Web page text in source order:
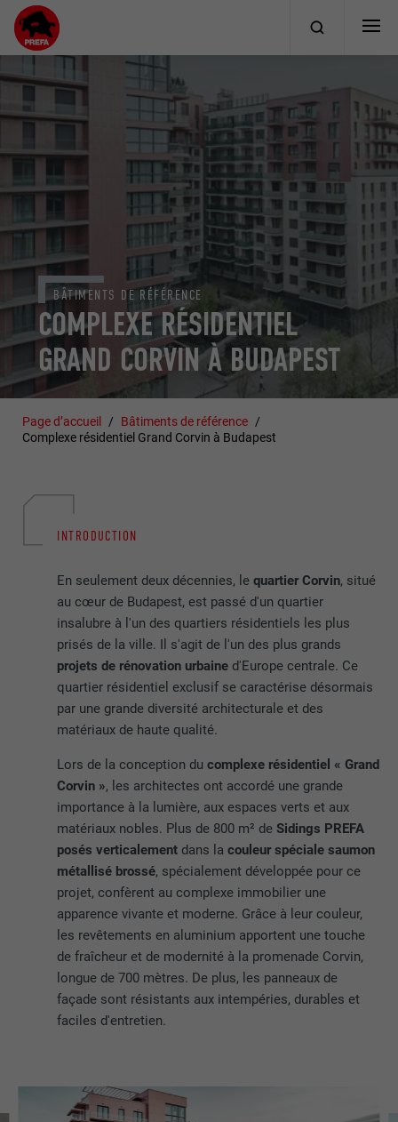
COMPLEXE RÉSIDENTIEL
GRAND CORVIN À BUDAPEST
BÂTIMENTS DE RÉFÉRENCE
Page d’accueil
Bâtiments de référence
Complexe résidentiel Grand Corvin à Budapest
INTRODUCTION
En seulement deux décennies, lequartier Corvin, situé
au cœur de Budapest, est passé d'un quartier
insalubre à l'un des quartiers résidentiels les plus
prisés de la ville. Il s'agit de l'un des plus grands
projets de rénovation urbaine d'Europe centrale. Ce
quartier résidentiel exclusif se caractérise désormais
par une grande diversité architecturale et des
matériaux de haute qualité.
Lors de la conception ducomplexe résidentiel « Grand
Corvin », les architectes ont accordé une grande
importance à la lumière, aux espaces verts et aux
matériaux nobles. Plus de 800 m² deSidings PREFA
posés verticalement dans lacouleur spéciale saumon
métallisé brossé, spécialement développée pour ce
projet, confèrent au complexe immobilier une
apparence vivante et moderne. Grâce à leur couleur,
les revêtements en aluminium apportent une touche
de fraîcheur et de modernité à la promenade Corvin,
longue de 700 mètres. De plus, les panneaux de
façade sont résistants aux intempéries, durables et
faciles d'entretien.